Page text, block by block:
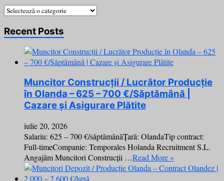
Categorii
Recent Posts
Muncitor Construcții / Lucrător Producție
în Olanda – 625 – 700 €/Săptămână |
Cazare și Asigurare Plătite
iulie 20, 2026
Salariu: 625 – 700 €/săptămânăȚară: OlandaTip contract:
Full-timeCompanie: Temporales Holanda Recruitment S.L.
Angajăm Muncitori Construcții …Read More »